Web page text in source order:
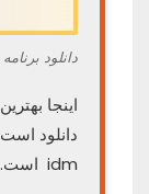
دانلود برنامه idm برای کامپیوتر
اینجا
دانلود
idm است.